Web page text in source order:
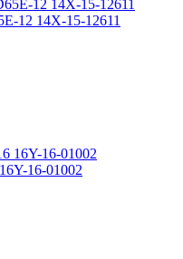
12 14X-15-12611
16-01002